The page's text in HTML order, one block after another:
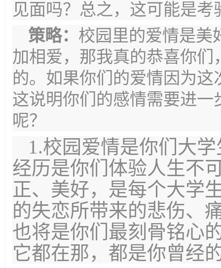
见面吗？总之，这可能是
策略： 校园里的爱情是美
加相爱，那我真的恭喜你
的。如果你们的爱情因为
这说明你们的感情需要进
呢？
1.校园爱情是你们大
经历是你们体验人生不
正、美好，是每个大学
的失恋所带来的悲伤、
也将是你们最刻骨铭心
它都在那，都是你曾经